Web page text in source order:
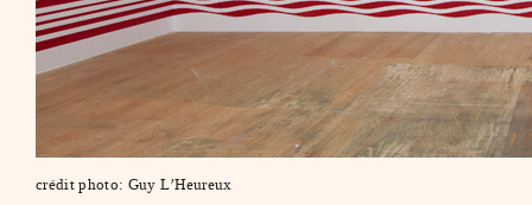
crédit photo: Guy L’Heureux